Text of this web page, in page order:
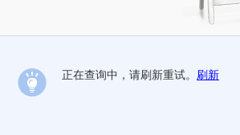
正在查询中，请刷新重试。 刷新